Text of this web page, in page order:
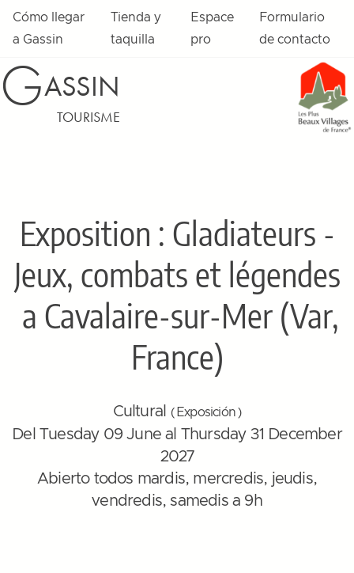
Cómo llegar
a Gassin
Tienda y
taquilla
Espace
pro
Formulario
de contacto
GASSIN
TOURISME
Exposition : Gladiateurs -
Jeux, combats et légendes
a Cavalaire-sur-Mer (Var,
France)
Cultural ( Exposición )
Del Tuesday 09 June al Thursday 31 December
2027
Abierto todos mardis, mercredis, jeudis,
vendredis, samedis a 9h